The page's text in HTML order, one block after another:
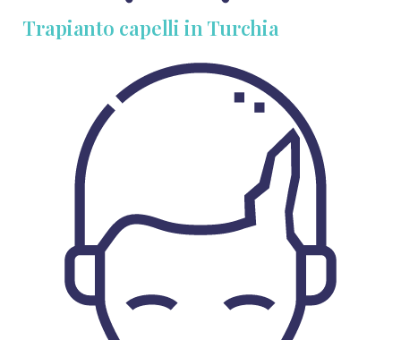
Trapianto capelli in Turchia